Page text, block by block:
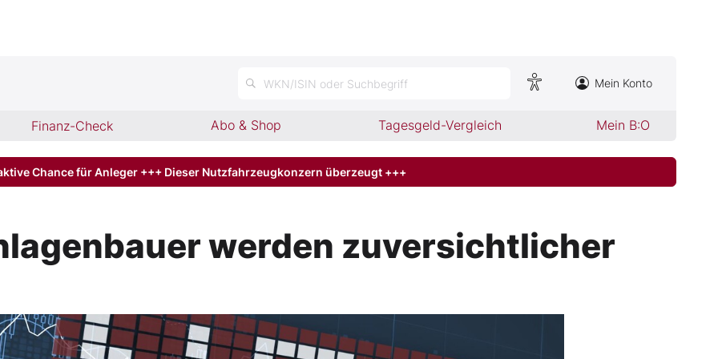
WKN/ISIN oder Suchbegriff Mein Konto
Finanz-Check Abo & Shop Tagesgeld-Vergleich Mein B:O
Chance für Anleger +++ Dieser Nutzfahrzeugkonzern überzeugt +++
werden zuversichtlicher